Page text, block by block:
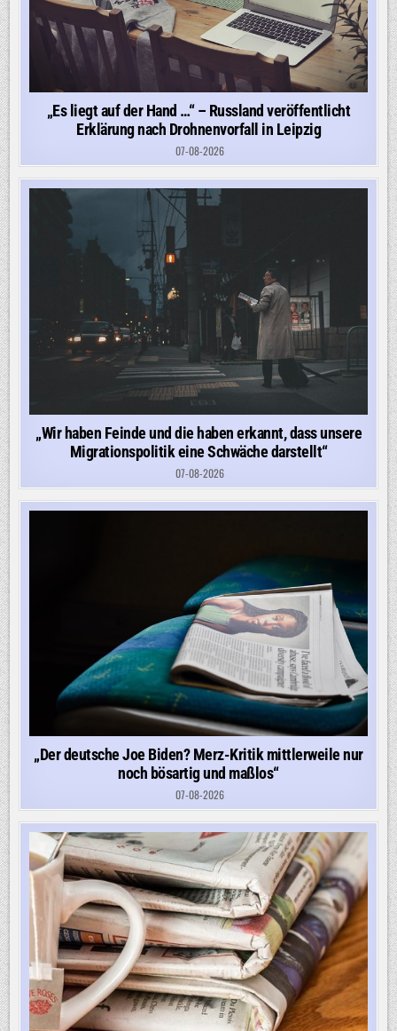
„Es liegt auf der Hand …“ – Russland veröffentlicht
Erklärung nach Drohnenvorfall in Leipzig
07-08-2026
„Wir haben Feinde und die haben erkannt, dass unsere
Migrationspolitik eine Schwäche darstellt“
07-08-2026
„Der deutsche Joe Biden? Merz-Kritik mittlerweile nur
noch bösartig und maßlos“
07-08-2026